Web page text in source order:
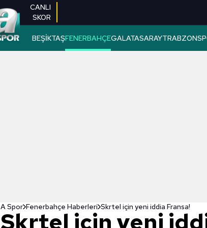
CANLI
SKOR
BEŞİKTAŞFENERBAHÇEGALATASARAY
A Spor Fenerbahçe Haberleri Skrtel için yeni iddia Fransa!
Skrtel için yeni